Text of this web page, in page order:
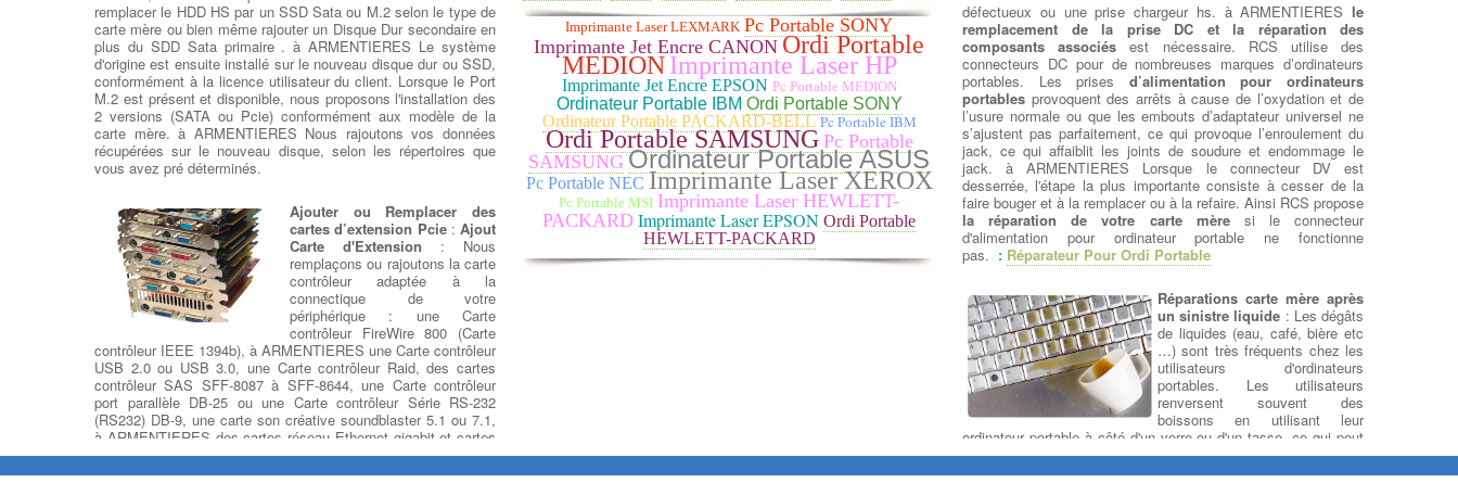
remplacer le HDD HS par un SSD Sata ou M.2 selon le type de
carte mère ou bien même rajouter un Disque Dur secondaire en
plus du SDD Sata primaire . à ARMENTIERES Le système
d'origine est ensuite installé sur le nouveau disque dur ou SSD,
conformément à la licence utilisateur du client. Lorsque le Port
M.2 est présent et disponible, nous proposons l'installation des
2 versions (SATA ou Pcie) conformément aux modèle de la
carte mère. à ARMENTIERES Nous rajoutons vos données
récupérées sur le nouveau disque, selon les répertoires que
vous avez pré déterminés.
Ajouter ou Remplacer des
cartes d’extension Pcie: Ajout
Carte d'Extension : Nous
remplaçons ou rajoutons la carte
contrôleur adaptée à la
connectique de votre
périphérique : une Carte
contrôleur FireWire 800 (Carte
contrôleur IEEE 1394b), à ARMENTIERES une Carte contrôleur
USB 2.0 ou USB 3.0, une Carte contrôleur Raid, des cartes
contrôleur SAS SFF-8087 à SFF-8644, une Carte contrôleur
port parallèle DB-25 ou une Carte contrôleur Série RS-232
(RS232) DB-9, une carte son créative soundblaster 5.1 ou 7.1,
à ARMENTIERES des cartes réseau Ethernet gigabit et cartes
Wi-Fi pour vos connexions sans-fil.
Imprimante Laser LEXMARK Pc Portable SONY
Imprimante Jet Encre CANON Ordi Portable
MEDION Imprimante Laser HP
Imprimante Jet Encre EPSON Pc Portable MEDION
Ordinateur Portable IBM Ordi Portable SONY
Ordinateur Portable PACKARD-BELL Pc Portable IBM
Ordi Portable SAMSUNG Pc Portable
SAMSUNG Ordinateur Portable ASUS
Pc Portable NEC Imprimante Laser XEROX
Pc Portable MSI Imprimante Laser HEWLETT-
PACKARD Imprimante Laser EPSON Ordi Portable
HEWLETT-PACKARD
défectueux ou une prise chargeur hs. à ARMENTIERES le
remplacement de la prise DC et la réparation des
composants associés est nécessaire. RCS utilise des
connecteurs DC pour de nombreuses marques d’ordinateurs
portables. Les prises d’alimentation pour ordinateurs
portables provoquent des arrêts à cause de l’oxydation et de
l’usure normale ou que les embouts d’adaptateur universel ne
s’ajustent pas parfaitement, ce qui provoque l’enroulement du
jack, ce qui affaiblit les joints de soudure et endommage le
jack. à ARMENTIERES Lorsque le connecteur DV est
desserrée, l'étape la plus importante consiste à cesser de la
faire bouger et à la remplacer ou à la refaire. Ainsi RCS propose
la réparation de votre carte mèresi le connecteur
d'alimentation pour ordinateur portable ne fonctionne
pas. : Réparateur Pour Ordi Portable
Réparations carte mère après
un sinistre liquide : Les dégâts
de liquides (eau, café, bière etc
…) sont très fréquents chez les
utilisateurs d'ordinateurs
portables. Les utilisateurs
renversent souvent des
boissons en utilisant leur
ordinateur portable à côté d'un verre ou d'un tasse, ce qui peut
endommager des composants internes ou rendre l'ordinateur
portable inutilisable. à ARMENTIERES La plupart du temps, à